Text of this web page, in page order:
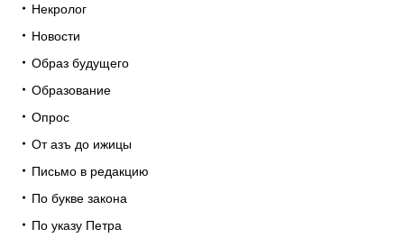
Некролог
Новости
Образ будущего
Образование
Опрос
От азъ до ижицы
Письмо в редакцию
По букве закона
По указу Петра